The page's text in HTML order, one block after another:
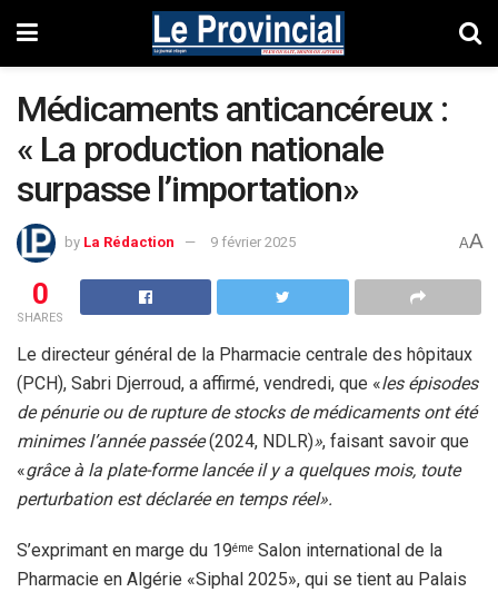
Médicaments anticancéreux :
« La production nationale
surpasse l’importation»
by La Rédaction 9 février 2025 AA
0
SHARES
Le directeur général de la Pharmacie centrale des hôpitaux
(PCH), Sabri Djerroud, a affirmé, vendredi, que «les épisodes
de pénurie ou de rupture de stocks de médicaments ont été
minimes l’année passée(2024, NDLR)», faisant savoir que
«grâce à la plate-forme lancée il y a quelques mois, toute
perturbation est déclarée en temps réel».
S’exprimant en marge du 19éme Salon international de la
Pharmacie en Algérie «Siphal 2025», qui se tient au Palais